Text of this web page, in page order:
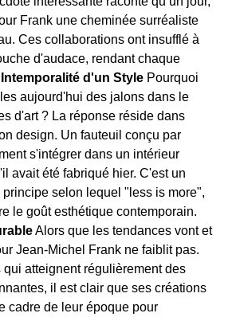
Frank une cheminée surréaliste
Ces collaborations ont insufflé à
d'audace, rendant chaque
d'un Style Pourquoi
aujourd'hui des jalons dans le
d'art ? La réponse réside dans
design. Un fauteuil conçu par
s'intégrer dans un intérieur
avait été fabriqué hier. C'est un
selon lequel "less is more",
le goût esthétique contemporain.
Alors que les tendances vont et
Jean-Michel Frank ne faiblit pas.
atteignent régulièrement des
il est clair que ses créations
cadre de leur époque pour